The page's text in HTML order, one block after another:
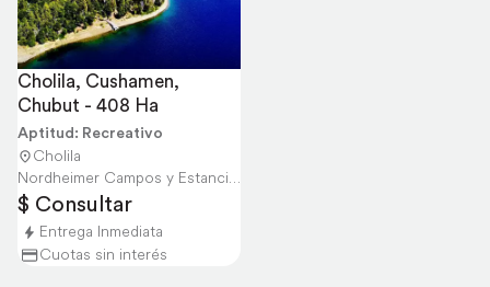
Cholila, Cushamen,
Chubut - 408 Ha
Aptitud: Recreativo
Cholila
Nordheimer Campos y Estancias
$ Consultar
Entrega Inmediata
Cuotas sin interés